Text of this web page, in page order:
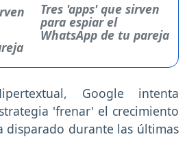
Tres 'apps' que sirven
para espiar el
WhatsApp de tu pareja
Google intenta
'frenar' el crecimiento
disparado durante las últimas